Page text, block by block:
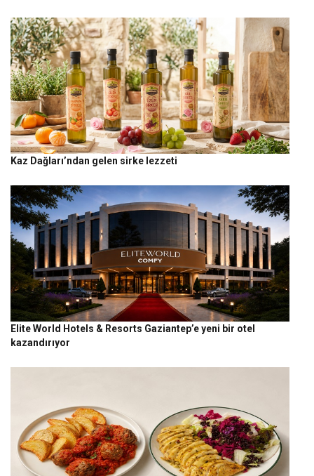
Kaz Dağları’ndan gelen sirke lezzeti
Elite World Hotels & Resorts Gaziantep’e yeni bir otel
kazandırıyor